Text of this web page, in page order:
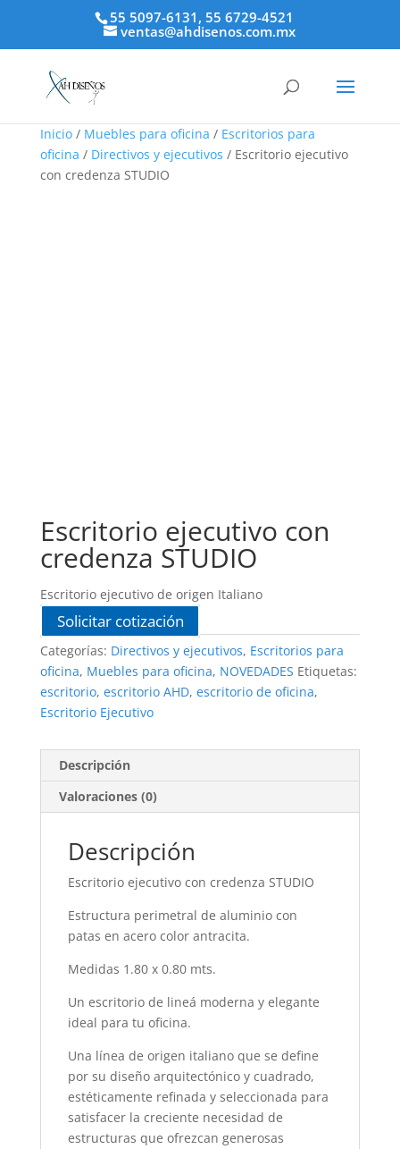
55 5097-6131, 55 6729-4521
ventas@ahdisenos.com.mx
Inicio/ Muebles para oficina / Escritorios para
oficina / Directivos y ejecutivos / Escritorio ejecutivo
con credenza STUDIO
Escritorio ejecutivo con
credenza STUDIO
Escritorio ejecutivo de origen Italiano
Solicitar cotización
Categorías: Directivos y ejecutivos, Escritorios para
oficina, Muebles para oficina, NOVEDADES Etiquetas:
escritorio, escritorio AHD, escritorio de oficina,
Escritorio Ejecutivo
Descripción
Valoraciones (0)
Descripción
Escritorio ejecutivo con credenza STUDIO
Estructura perimetral de aluminio con
patas en acero color antracita.
Medidas 1.80 x 0.80 mts.
Un escritorio de lineá moderna y elegante
ideal para tu oficina.
Una línea de origen italiano que se define
por su diseño arquitectónico y cuadrado,
estéticamente refinada y seleccionada para
satisfacer la creciente necesidad de
estructuras que ofrezcan generosas